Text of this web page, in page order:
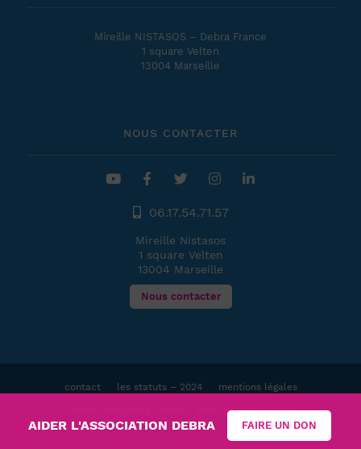
Mireille NISTASOS – Debra France
1 square Velten
13004 Marseille
NOUS CONTACTER
06.17.54.71.57
Mireille Nistasos
1 square Velten
13004 Marseille
Nous contacter
contact les statuts – 2024 mentions légales
Debra France - tous droits réservés
AIDER L'ASSOCIATION DEBRA FAIRE UN DON